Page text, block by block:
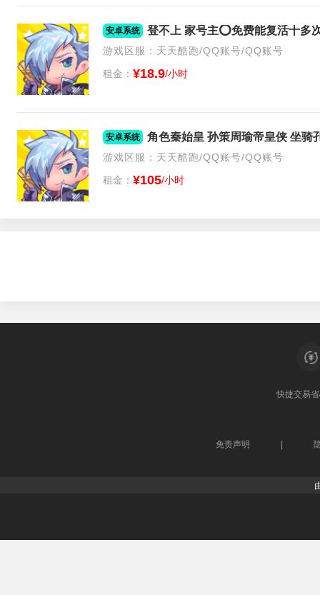
安卓系统
游戏区服：天天酷跑/QQ账号/QQ账号
租金： ¥18.9/小时
安卓系统 角色秦始皇 孙策周瑜帝皇侠 坐骑
游戏区服：天天酷跑/QQ账号/QQ账号
租金： ¥105/小时
快捷交易
免责声明